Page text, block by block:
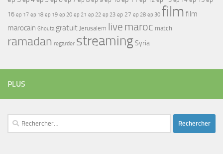
16 ep 17 ep 18 ep 19 ep 20 ep 21 ep 22 ep 23 ep 27 ep 28 ep 30 film film
marocain Ghouta gratuit Jerusalem live maroc match
ramadan regarder streamingSyria
PLUS
Rechercher :